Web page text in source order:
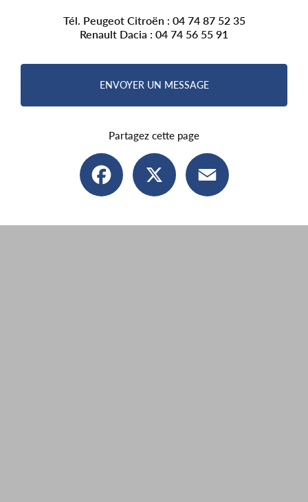
Tél. Peugeot Citroën : 04 74 87 52 35
Renault Dacia : 04 74 56 55 91
ENVOYER UN MESSAGE
Partagez cette page
Facebook